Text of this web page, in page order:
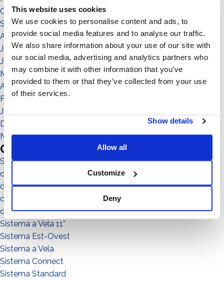
This website uses cookies
We use cookies to personalise content and ads, to
provide social media features and to analyse our traffic.
We also share information about your use of our site with
our social media, advertising and analytics partners who
may combine it with other information that you’ve
provided to them or that they’ve collected from your use
of their services.
Show details
Allow all
Customize
Deny
Oktober 2021
September 2021
August 2021
Juli 2021
Juni 2021
Mai 2021
April 2021
Februar 2021
Januar 2021
Dezember 2020
November 2020
Categories
Sistema No-Flex
die menschen
die gemeinde
die umgebung
das territorium
Sistema a Vela 11°
Sistema Est-Ovest
Sistema a Vela
Sistema Connect
Sistema Standard